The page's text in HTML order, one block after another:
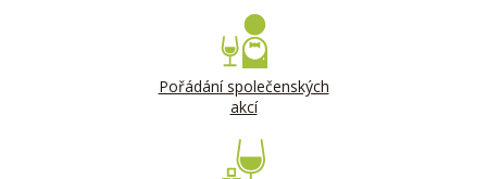
Pořádání společenských
akcí